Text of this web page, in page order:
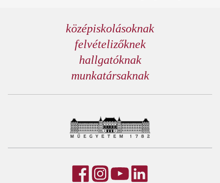
középiskolásoknak
felvételizőknek
hallgatóknak
munkatársaknak